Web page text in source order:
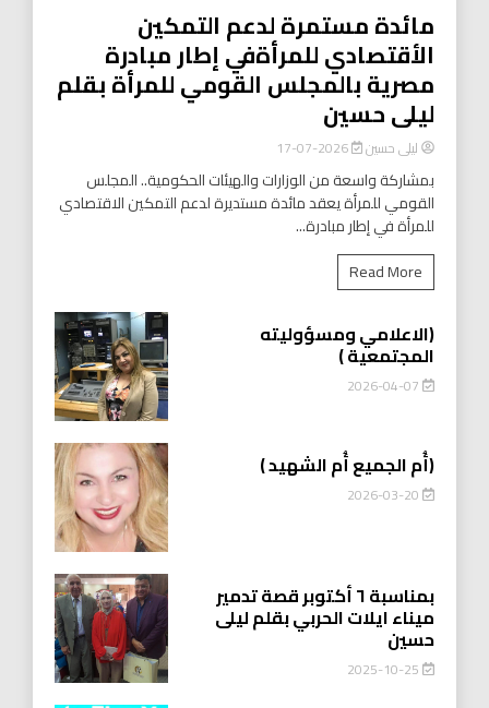
مائدة مستمرة لدعم التمكين
الأقتصادي للمرأةفي إطار مبادرة
مصرية بالمجلس القومي للمرأة بقلم
ليلى حسين
ليلى حسين 2026-07-17
بمشاركة واسعة من الوزارات والهيئات الحكومية.. المجلس
القومي للمرأة يعقد مائدة مستديرة لدعم التمكين الاقتصادي
للمرأة في إطار مبادرة...
Read More
(الاعلامي ومسؤوليته
المجتمعية )
2026-04-07
(أُم الجميع أُم الشهيد )
2026-03-20
بمناسبة ٦ أكتوبر قصة تدمير
ميناء ايلات الحربي بقلم ليلى
حسين
2025-10-25